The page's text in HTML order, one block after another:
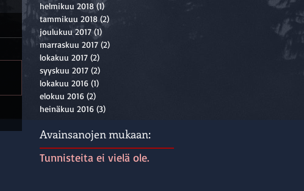
helmikuu 2018 (1)
tammikuu 2018 (2)
joulukuu 2017 (1)
marraskuu 2017 (2)
lokakuu 2017 (2)
syyskuu 2017 (2)
lokakuu 2016 (1)
elokuu 2016 (2)
heinäkuu 2016 (3)
Avainsanojen mukaan:
Tunnisteita ei vielä ole.